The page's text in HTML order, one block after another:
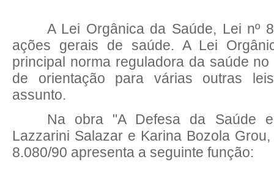
A Lei Orgânica da Saúde, Lei nº
ações gerais de saúde. A Lei
principal norma reguladora da saúde
de orientação para várias outras
assunto.
Na obra "A Defesa da Saúde
Lazzarini Salazar e Karina Bozola
8.080/90 apresenta a seguinte função: